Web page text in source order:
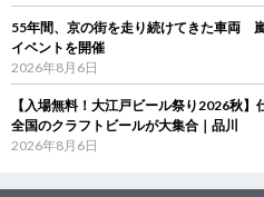
55年間、京の街を走り続けてきた車両
イベントを開催
2026年8月6日
【入場無料！大江戸ビール祭り2026秋
全国のクラフトビールが大集合｜品川
2026年8月6日